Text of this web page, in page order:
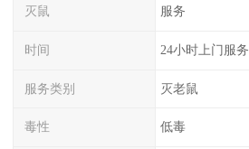
灭鼠 服务
时间 24小时上门服务
服务类别 灭老鼠
毒性 低毒